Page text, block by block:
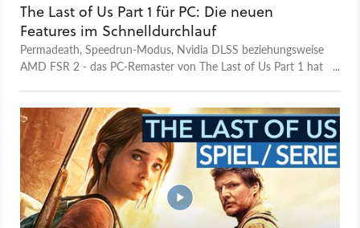
The Last of Us Part 1 für PC: Die neuen
Features im Schnelldurchlauf
Permadeath, Speedrun-Modus, Nvidia DLSS beziehungsweise
AMD FSR 2 - das PC-Remaster von The Last of Us Part 1 hat
Permadeath-Modus lest ihr dagegen hier. The Last of Us Part
1 erscheint am 28. März 2023 für PC via Steam und Epic. Im
Test zu The Last of Us Part 1 geht Tester André Baumgartner
ausführlich auf die PC-Probleme ein und vergibt eine Wertung.